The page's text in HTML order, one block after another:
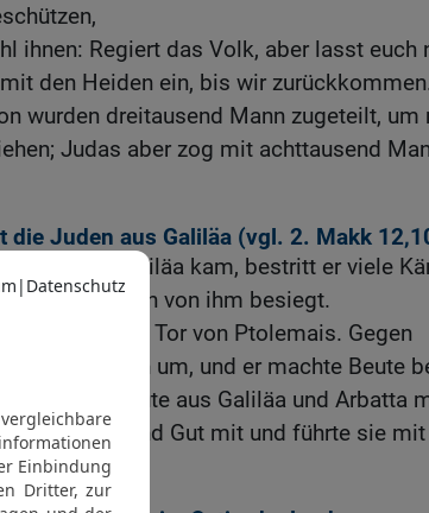
ihnen: Regiert das Volk, aber lasst euch
den Heiden ein, bis wir
wurden dreitausend Mann zugeteilt, um
Judas aber zog mit achttausend
die Juden aus Galiläa (vgl. 2. Makk
nach Galiläa kam, bestritt er viele
und sie wurden von ihm besiegt.
sie bis zum Tor von Ptolemais. Gegen
kamen um, und er machte Beute
er die Leute aus Galiläa und Arbatta
all ihr Hab und Gut mit und führte sie
Judäa.